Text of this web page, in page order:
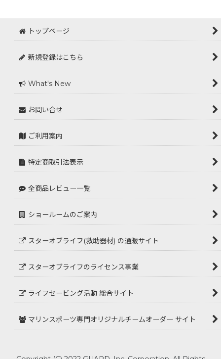
トップページ
新規登録はこちら
What's New
お問い合せ
ご利用案内
特定商取引法表示
全商品レビュー一覧
ショールームのご案内
スターオブライフ(救助器材) の通販サイト
スターオブライフのライセンス事業
ライフセービング活動 総合サイト
マリンスポーツ専門オリジナルチームオーダー サイト